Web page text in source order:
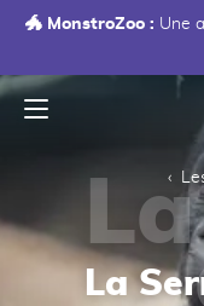
🐲 MonstroZoo : Une
Menu
La